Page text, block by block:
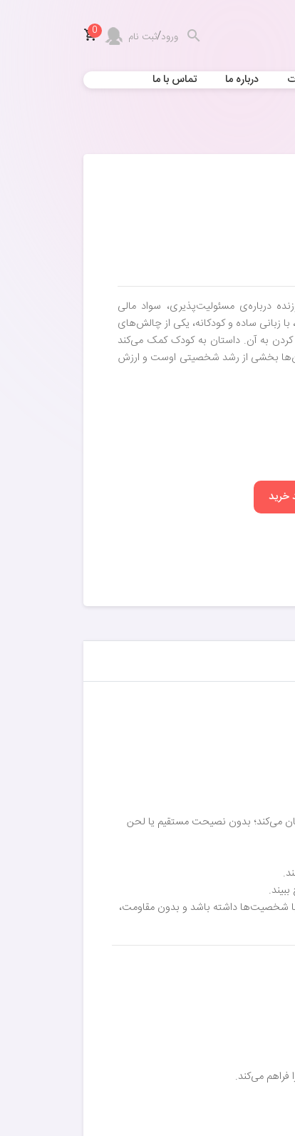
ورود/ثبت نام 0
درباره ما تماس با ما
درباره‌ی مسئولیت‌پذیری، سواد مالی
زبانی ساده و کودکانه، یکی از چالش‌های
به آن. داستان به کودک کمک می‌کند
آن‌ها بخشی از رشد شخصیتی اوست و ارزش
خرید
می‌کند؛ بدون نصیحت مستقیم یا لحن
شخصیت‌ها داشته باشد و بدون مقاومت،
فراهم می‌کند.